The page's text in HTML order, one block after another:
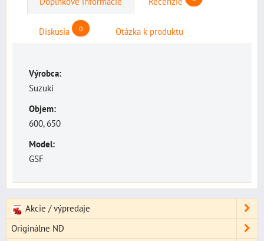
Diskusia 0 Otázka k produktu
Výrobca:
Suzuki
Objem:
600, 650
Model:
GSF
Akcie / výpredaje
Originálne ND